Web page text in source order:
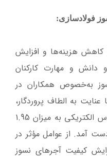
فولادسازی:
کاهش هزینه‌ها و افزایش
و مهارت کارکنان
به‌خصوص همکاران در
به الطاف پروردگار،
کسب رکورد مصرف نسوز کوره قوس الکتریکی به میزان 1.95
در مهرماه ۱۴۰۳ به دست آمد. از عوامل مؤثر در
کیفیت آجرهای نسوز